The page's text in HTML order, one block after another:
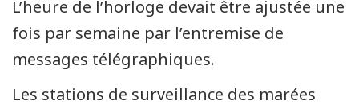
L’heure de l’horloge devait être ajustée une
fois par semaine par l’entremise de
messages télégraphiques.
Les stations de surveillance des marées